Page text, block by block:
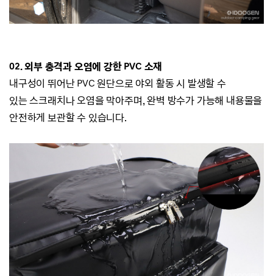
02. 외부 충격과 오염에 강한 PVC 소재
내구성이 뛰어난 PVC 원단으로 야외 활동 시 발생할 수
있는스크래치나오염을 막아주며,완벽 방수가 가능해 내용물을
안전하게 보관할 수 있습니다.